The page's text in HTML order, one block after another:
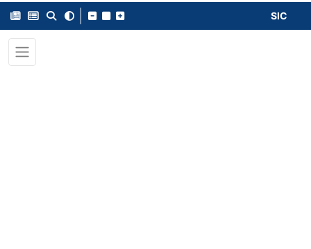
SIC